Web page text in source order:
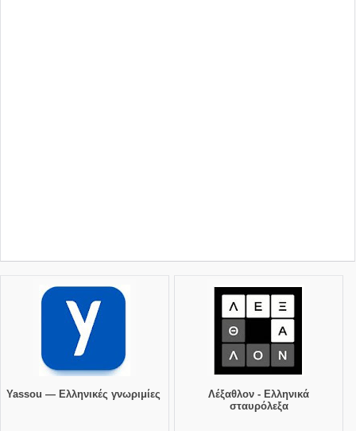
Yassou — Ελληνικές γνωριμίες
Λέξαθλον - Ελληνικά
σταυρόλεξα